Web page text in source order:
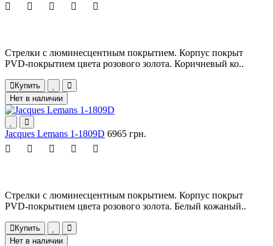
Стрелки с люминесцентным покрытием. Корпус покрыт
PVD-покрытием цвета розового золота. Коричневый ко..
Купить
Нет в наличии
Jacques Lemans 1-1809D 6965 грн.
Стрелки с люминесцентным покрытием. Корпус покрыт
PVD-покрытием цвета розового золота. Белый кожаный..
Купить
Нет в наличии